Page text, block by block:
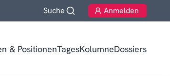
Suche Anmelden
& PositionenTagesKolumneDossiers